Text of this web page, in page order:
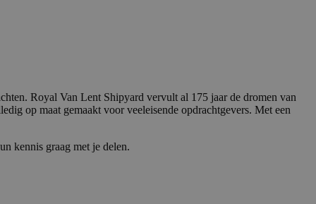
Royal Van Lent Shipyard vervult al 175 jaar de dromen van
op maat gemaakt voor veeleisende opdrachtgevers. Met een
kennis graag met je delen.